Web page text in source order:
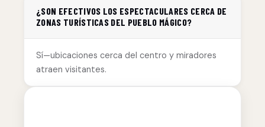
¿SON EFECTIVOS LOS ESPECTACULARES CERCA DE
ZONAS TURÍSTICAS DEL PUEBLO MÁGICO?
Sí—ubicaciones cerca del centro y miradores
atraen visitantes.